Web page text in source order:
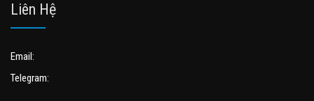
Liên Hệ
Email:
Telegram: